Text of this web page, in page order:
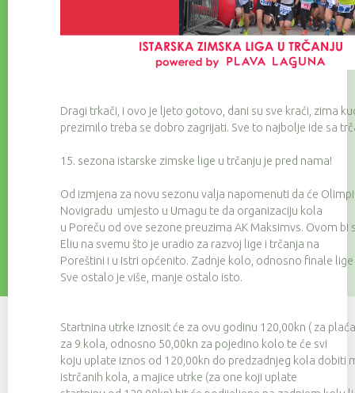
Dragi trkači, i ovo je ljeto gotovo, dani su sve kraći, zima
prezimilo treba se dobro zagrijati. Sve to najbolje ide sa
15. sezona istarske zimske lige u trčanju je pred nama!
Od izmjena za novu sezonu valja napomenuti da će
Novigradu umjesto u Umagu te da organizaciju kola
u Poreču od ove sezone preuzima AK Maksimvs. Ovom
Eliu na svemu što je uradio za razvoj lige i trčanja na
Poreštini i u Istri općenito. Zadnje kolo, odnosno finale
Sve ostalo je više, manje ostalo isto.
Startnina utrke iznosit će za ovu godinu 120,00kn ( za
za 9 kola, odnosno 50,00kn za pojedino kolo te će svi
koju uplate iznos od 120,00kn do predzadnjeg kola dobiti
istrčanih kola, a majice utrke (za one koji uplate